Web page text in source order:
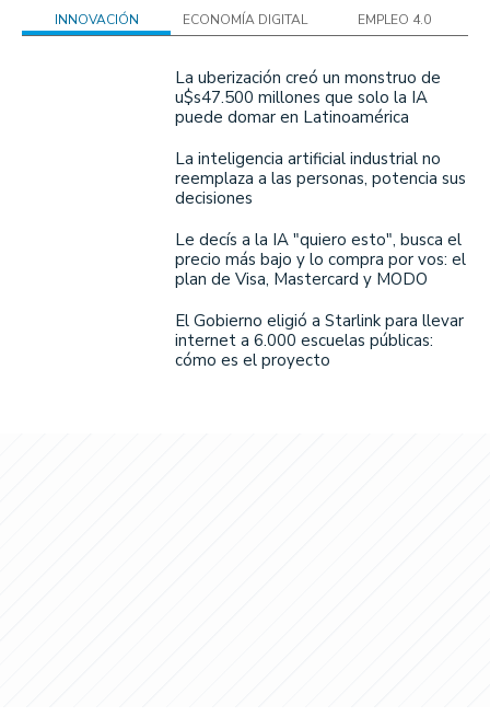
INNOVACIÓN ECONOMÍA DIGITAL EMPLEO 4.0
La uberización creó un monstruo de
u$s47.500 millones que solo la IA
puede domar en Latinoamérica
La inteligencia artificial industrial no
reemplaza a las personas, potencia sus
decisiones
Le decís a la IA "quiero esto", busca el
precio más bajo y lo compra por vos: el
plan de Visa, Mastercard y MODO
El Gobierno eligió a Starlink para llevar
internet a 6.000 escuelas públicas:
cómo es el proyecto